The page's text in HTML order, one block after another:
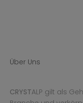
Über Uns
CRYSTALP gilt als